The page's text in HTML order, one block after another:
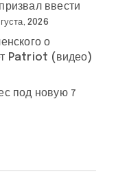
ввести
2026
о
Patriot (видео)
под новую 7